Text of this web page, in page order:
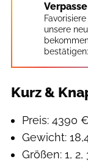
unsere
bestätigen:
Kurz &
Preis: 4390
Gewicht:
Größen: 1,